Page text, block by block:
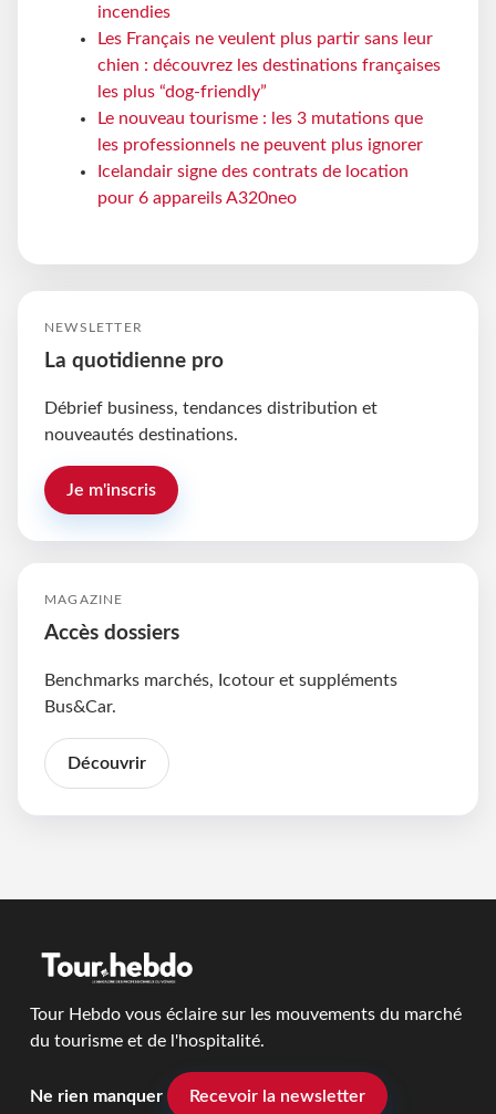
incendies
Les Français ne veulent plus partir sans leur
chien : découvrez les destinations françaises
les plus “dog-friendly”
Le nouveau tourisme : les 3 mutations que
les professionnels ne peuvent plus ignorer
Icelandair signe des contrats de location
pour 6 appareils A320neo
NEWSLETTER
La quotidienne pro
Débrief business, tendances distribution et
nouveautés destinations.
Je m'inscris
MAGAZINE
Accès dossiers
Benchmarks marchés, Icotour et suppléments
Bus&Car.
Découvrir
Tour Hebdo vous éclaire sur les mouvements du marché
du tourisme et de l'hospitalité.
Ne rien manquer Recevoir la newsletter